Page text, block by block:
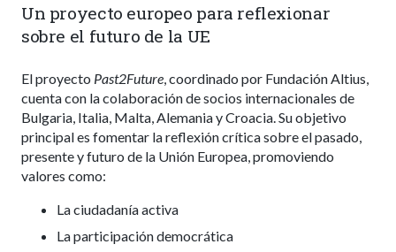
Un proyecto europeo para reflexionar
sobre el futuro de la UE
El proyecto Past2Future , coordinado por Fundación Altius,
cuenta con la colaboración de socios internacionales de
Bulgaria, Italia, Malta, Alemania y Croacia. Su objetivo
principal es fomentar la reflexión crítica sobre el pasado,
presente y futuro de la Unión Europea, promoviendo
valores como:
La ciudadanía activa
La participación democrática